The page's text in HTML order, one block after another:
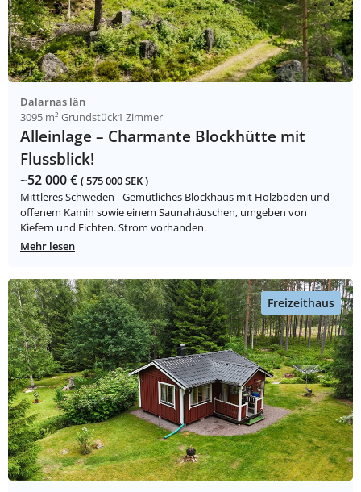
Dalarnas län
3095 m² Grundstück1 Zimmer
Alleinlage – Charmante Blockhütte mit
Flussblick!
~52 000 € ( 575 000 SEK )
Mittleres Schweden - Gemütliches Blockhaus mit Holzböden und
offenem Kamin sowie einem Saunahäuschen, umgeben von
Kiefern und Fichten. Strom vorhanden.
Mehr lesen
Freizeithaus